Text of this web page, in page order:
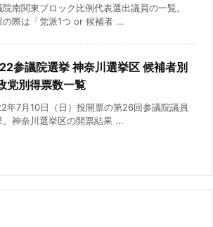
院南関東ブロック比例代表選出議員の一覧。
の際は「党派1つ or 候補者 ...
参議院選挙 神奈川選挙区 候補者別
党別得票数一覧
年7月10日（日）投開票の第26回参議院議員
。神奈川選挙区の開票結果 ...